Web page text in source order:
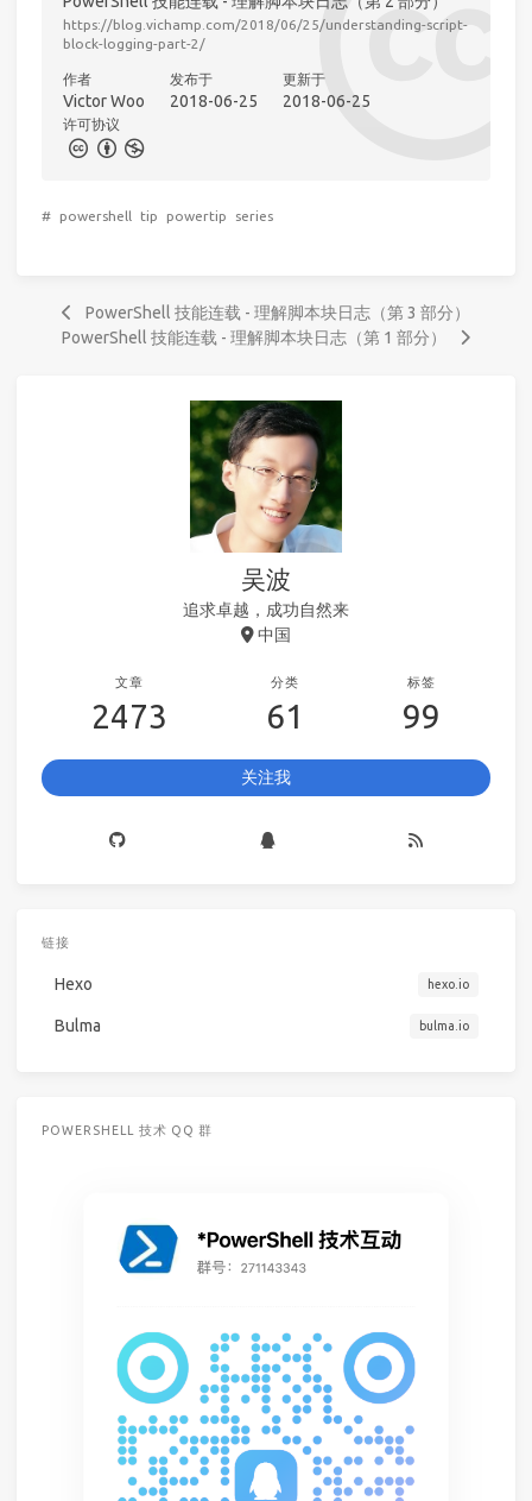
https://blog.vichamp.com/2018/06/25/understanding-script-
block-logging-part-2/
作者
Victor Woo
发布于
2018-06-25
更新于
2018-06-25
许可协议
# powershell tip powertip series
PowerShell 技能连载 - 理解脚本块日志（第 3 部分）
PowerShell 技能连载 - 理解脚本块日志（第 1 部分）
吴波
追求卓越，成功自然来
中国
文章
2473
分类
61
标签
99
关注我
链接
Hexo hexo.io
Bulma bulma.io
POWERSHELL 技术 QQ 群